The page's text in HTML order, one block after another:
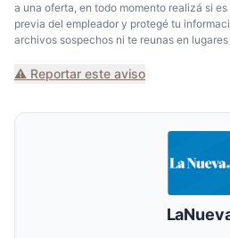
a una oferta, en todo momento realizá si
previa del empleador y protegé tu
archivos sospechos ni te reunas en
⚠️ Reportar este aviso